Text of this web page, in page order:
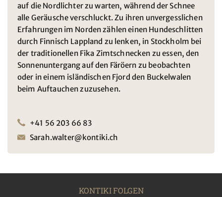
auf die Nordlichter zu warten, während der Schnee
alle Geräusche verschluckt. Zu ihren unvergesslichen
Erfahrungen im Norden zählen einen Hundeschlitten
durch Finnisch Lappland zu lenken, in Stockholm bei
der traditionellen Fika Zimtschnecken zu essen, den
Sonnenuntergang auf den Färöern zu beobachten
oder in einem isländischen Fjord den Buckelwalen
beim Auftauchen zuzusehen.
+41 56 203 66 83
Sarah.walter@kontiki.ch
KONTIKI FOLGEN